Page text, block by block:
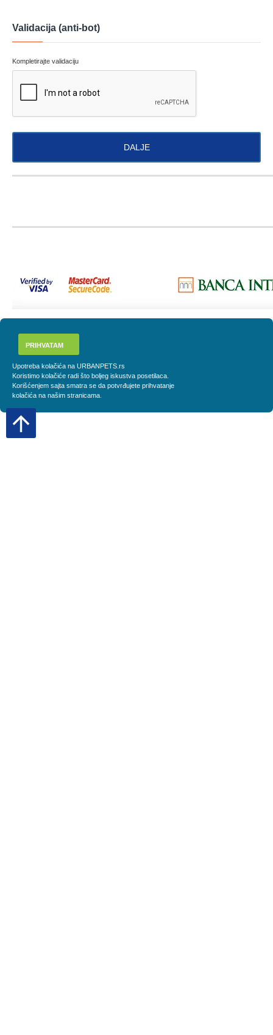
Validacija (anti-bot)
Kompletirajte validaciju
DALJE
PRIHVATAM
Upotreba kolačića na URBANPETS.rs
Koristimo kolačiće radi što boljeg iskustva posetilaca.
Korišćenjem sajta smatra se da potvrđujete prihvatanje
kolačića na našim stranicama.